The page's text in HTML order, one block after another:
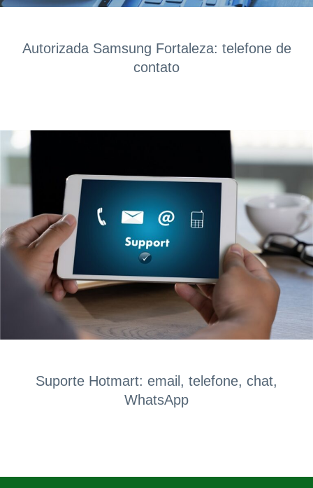
Autorizada Samsung Fortaleza: telefone de
contato
Suporte Hotmart: email, telefone, chat,
WhatsApp